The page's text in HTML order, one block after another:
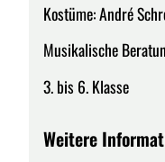
Kostüme: André
Musikalische
3. bis 6. Klasse
Weitere